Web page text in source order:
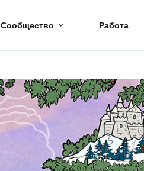
Сообщество Работа